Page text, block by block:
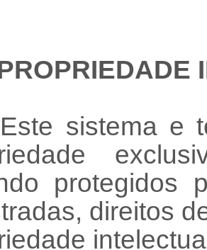
sistema e
protegidos
direitos